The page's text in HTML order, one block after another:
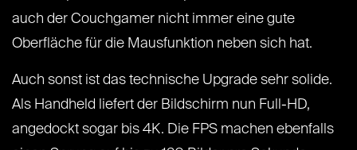
auch der Couchgamer nicht immer eine gute
Oberfläche für die Mausfunktion neben sich hat.
Auch sonst ist das technische Upgrade sehr solide.
Als Handheld liefert der Bildschirm nun Full-HD,
angedockt sogar bis 4K. Die FPS machen ebenfalls